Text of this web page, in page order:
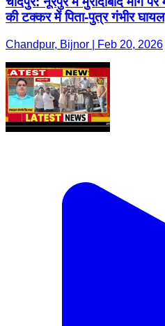
की टक्कर में पिता-पुत्र गंभीर घायल
Chandpur, Bijnor | Feb 20, 2026